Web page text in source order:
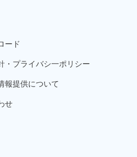
ード
・プライバシ一ポリシー
報提供について
せ